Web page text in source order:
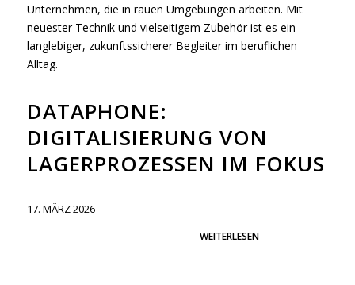
Unternehmen, die in rauen Umgebungen arbeiten. Mit
neuester Technik und vielseitigem Zubehör ist es ein
langlebiger, zukunftssicherer Begleiter im beruflichen
Alltag.
DATAPHONE:
DIGITALISIERUNG VON
LAGERPROZESSEN IM FOKUS
17. MÄRZ 2026
WEITERLESEN